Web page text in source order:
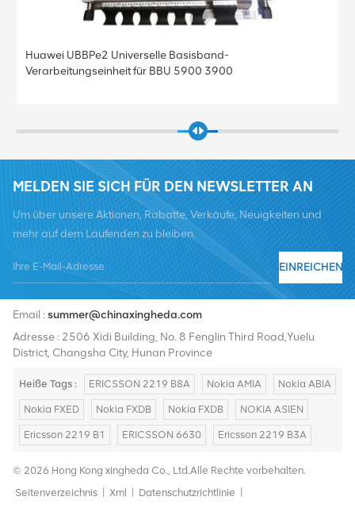
Huawei UBBPe4 Universelle Basisband-
Verarbeitungseinheit für BBU 5900 3900
MELDEN SIE SICH FÜR DEN NEWSLETTER AN
Um über unsere Aktionen, Rabatte, Verkäufe, Neuigkeiten und
mehr auf dem Laufenden zu bleiben.
EINREICHEN
Email :summer@chinaxingheda.com
Adresse : 2506 Xidi Building, No. 8 Fenglin Third Road,Yuelu
District, Changsha City, Hunan Province
Heiße Tags : ERICSSON 2219 B8A Nokia AMIA Nokia ABIA
Nokia FXED Nokia FXDB Nokia FXDB NOKIA ASIEN
Ericsson 2219 B1 ERICSSON 6630 Ericsson 2219 B3A
© 2026 Hong Kong xingheda Co., Ltd.Alle Rechte vorbehalten.
Seitenverzeichnis
Xml Datenschutzrichtlinie